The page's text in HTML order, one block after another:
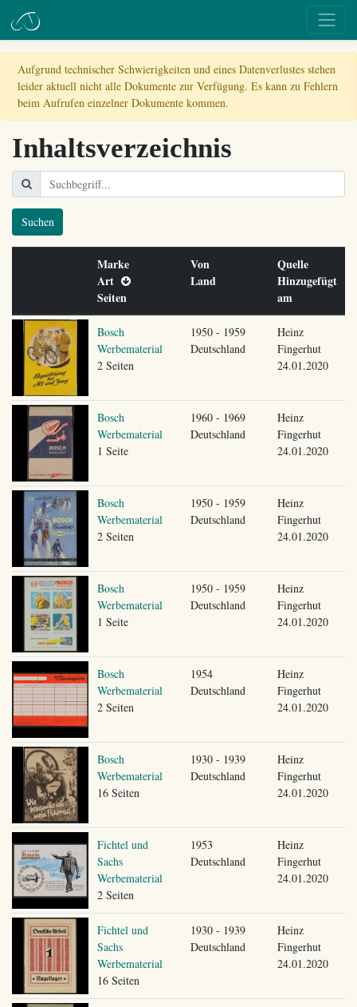
Aufgrund technischer Schwierigkeiten und eines Datenverlustes stehen
leider aktuell nicht alle Dokumente zur Verfügung. Es kann zu Fehlern
beim Aufrufen einzelner Dokumente kommen.
Inhaltsverzeichnis
Suchen
Marke
Art
Seiten
Von
Land
Quelle
Hinzugefügt
am
Bosch
Werbematerial
2 Seiten
1950 - 1959
Deutschland
Heinz
Fingerhut
24.01.2020
Bosch
Werbematerial
1 Seite
1960 - 1969
Deutschland
Heinz
Fingerhut
24.01.2020
Bosch
Werbematerial
2 Seiten
1950 - 1959
Deutschland
Heinz
Fingerhut
24.01.2020
Bosch
Werbematerial
1 Seite
1950 - 1959
Deutschland
Heinz
Fingerhut
24.01.2020
Bosch
Werbematerial
2 Seiten
1954
Deutschland
Heinz
Fingerhut
24.01.2020
Bosch
Werbematerial
16 Seiten
1930 - 1939
Deutschland
Heinz
Fingerhut
24.01.2020
Fichtel und
Sachs
Werbematerial
2 Seiten
1953
Deutschland
Heinz
Fingerhut
24.01.2020
Fichtel und
Sachs
Werbematerial
16 Seiten
1930 - 1939
Deutschland
Heinz
Fingerhut
24.01.2020